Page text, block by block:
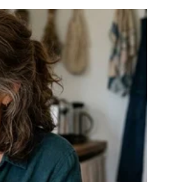
em qualquer escritório
nos dentes rígidos cria
rapidamente.